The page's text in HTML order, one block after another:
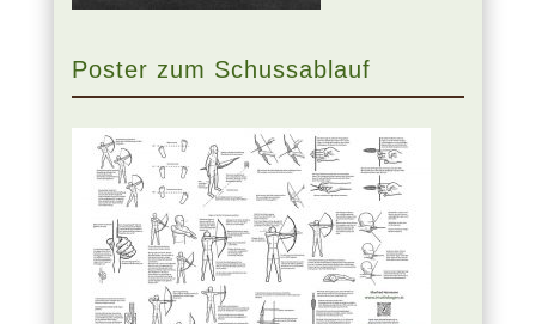
Poster zum Schussablauf